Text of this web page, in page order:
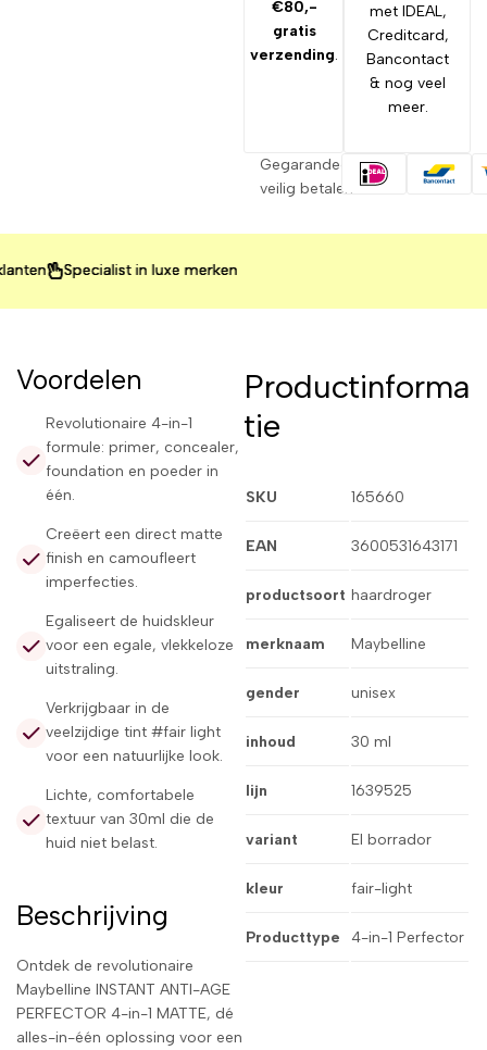
€80,-
gratis
verzending.
met IDEAL,
Creditcard,
Bancontact
& nog veel
meer.
Gegarandeerd
veilig betalen
Specialist in luxe merken
Specialist in luxe merken
Specialist in luxe merken
Voordelen
Revolutionaire 4-in-1
formule: primer, concealer,
foundation en poeder in
één.
Creëert een direct matte
finish en camoufleert
imperfecties.
Egaliseert de huidskleur
voor een egale, vlekkeloze
uitstraling.
Verkrijgbaar in de
veelzijdige tint #fair light
voor een natuurlijke look.
Lichte, comfortabele
textuur van 30ml die de
huid niet belast.
Beschrijving
Ontdek de revolutionaire
Maybelline INSTANT ANTI-AGE
PERFECTOR 4-in-1 MATTE, dé
alles-in-één oplossing voor een
Productinforma
tie
SKU 165660
EAN 3600531643171
productsoort haardroger
merknaam Maybelline
gender unisex
inhoud 30 ml
lijn 1639525
variant El borrador
kleur fair-light
Producttype 4-in-1 Perfector